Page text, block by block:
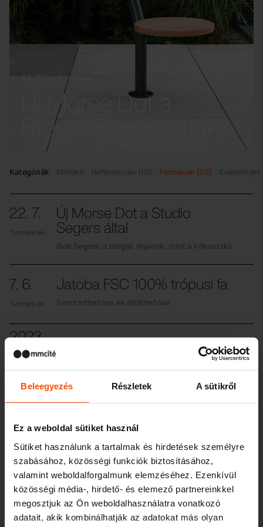
Beleegyezés Részletek A sütikről
Ez a weboldal sütiket használ
Sütiket használunk a tartalmak és hirdetések személyre
szabásához, közösségi funkciók biztosításához,
valamint weboldalforgalmunk elemzéséhez. Ezenkívül
közösségi média-, hirdető- és elemező partnereinkkel
megosztjuk az Ön weboldalhasználatra vonatkozó
adatait, akik kombinálhatják az adatokat más olyan
Termékek
Új Morse Dot a
Studio Segers által
Kategóriák Minden Referenciák (10) Termékek (35)
22. 7.
Termékek
Új Morse Dot a Studio
Segers által
Bob Segers: a belgák olyanok, mint a kókuszdió
7. 6.
Termékek
Jatoba FSC 100% trópusi fa
Fenntarthatóan és átláthatóan
2023
2. 5.
Termékek
Közterületeken alkalmazható
zöld szigetek
Az mmcité bemutatja a beton 3D nyomtatását.
27. 2.
Termékek
Beton a közterületeken
Avagy ahány Conics típust ismersz, annyira
vagy urbanista
2022